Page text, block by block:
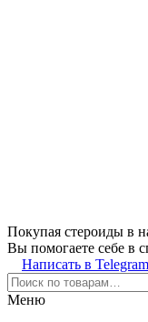
Покупая стероиды в
Вы помогаете себе в
Написать в Telegram
Меню